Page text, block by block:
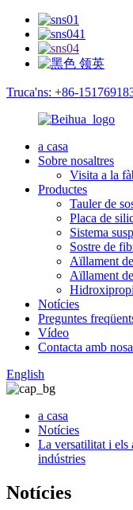
Truca'ns: +86-
a casa
Sobre nosaltres
Visita a la
Productes
Tauler de
Placa de
Sistema
Sostre de
Aïllament
Aïllament
Notícies
Preguntes
Vídeo
Contacta amb
English
a casa
Notícies
La versatilitat i els
indústries
Notícies